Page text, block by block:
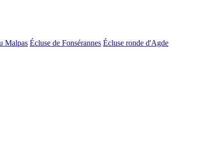
Malpas Écluse de Fonsérannes Écluse ronde d'Agde